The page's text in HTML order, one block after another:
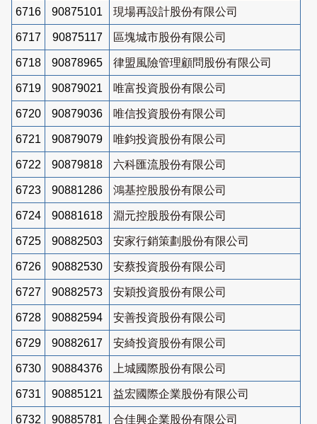
6716 90875101 現場再設計股份有限公司
6717 90875117 區塊城市股份有限公司
6718 90878965 律盟風險管理顧問股份有限公司
6719 90879021 唯富投資股份有限公司
6720 90879036 唯信投資股份有限公司
6721 90879079 唯鈞投資股份有限公司
6722 90879818 六科匯流股份有限公司
6723 90881286 鴻基控股股份有限公司
6724 90881618 淵元控股股份有限公司
6725 90882503 安家行銷策劃股份有限公司
6726 90882530 安蔡投資股份有限公司
6727 90882573 安穎投資股份有限公司
6728 90882594 安善投資股份有限公司
6729 90882617 安綺投資股份有限公司
6730 90884376 上城國際股份有限公司
6731 90885121 益宏國際企業股份有限公司
6732 90885781 合佳興企業股份有限公司